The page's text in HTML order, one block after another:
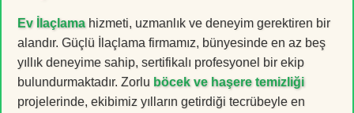
Ev İlaçlamahizmeti, uzmanlık ve deneyim gerektiren bir
alandır. Güçlü İlaçlama firmamız, bünyesinde en az beş
yıllık deneyime sahip, sertifikalı profesyonel bir ekip
bulundurmaktadır. Zorlu böcek ve haşere temizliği
projelerinde, ekibimiz yılların getirdiği tecrübeyle en